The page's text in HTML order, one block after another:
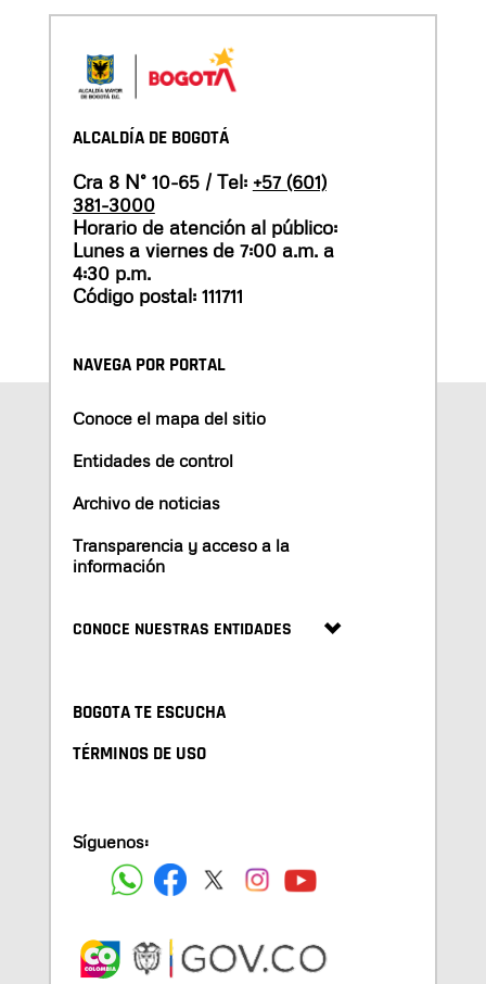
ALCALDÍA DE BOGOTÁ
Cra 8 N° 10-65 / Tel: +57 (601)
381-3000
Horario de atención al público:
Lunes a viernes de 7:00 a.m. a
4:30 p.m.
Código postal: 111711
NAVEGA POR PORTAL
Conoce el mapa del sitio
Entidades de control
Archivo de noticias
Transparencia y acceso a la
información
CONOCE NUESTRAS ENTIDADES
BOGOTA TE ESCUCHA
TÉRMINOS DE USO
Síguenos: